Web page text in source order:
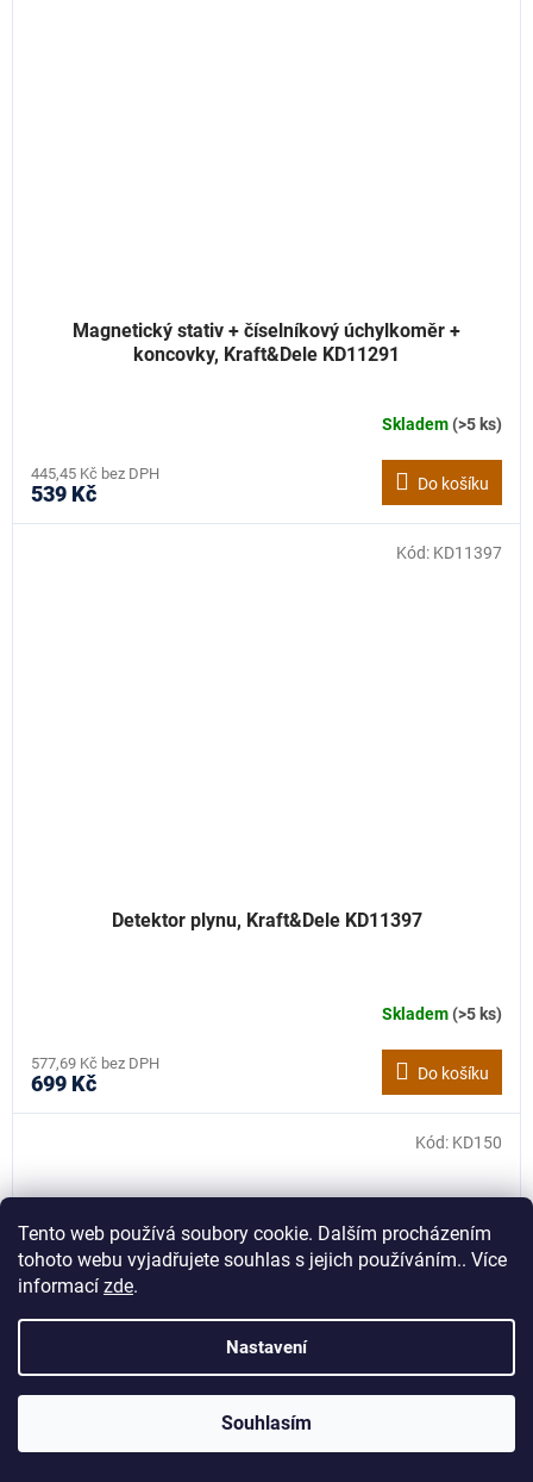
Tento web používá soubory cookie. Dalším procházením
tohoto webu vyjadřujete souhlas s jejich používáním.. Více
informací zde.
Nastavení
Souhlasím
Magnetický stativ + číselníkový úchylkoměr +
koncovky, Kraft&Dele KD11291
Skladem(>5 ks)
445,45 Kč bez DPH
539 Kč Do košíku
Detektor plynu, Kraft&Dele KD11397
Skladem(>5 ks)
577,69 Kč bez DPH
699 Kč Do košíku
Kód: KD11397
Kód: KD150